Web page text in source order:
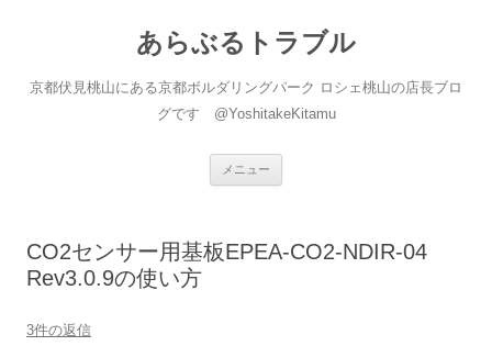
あらぶるトラブル
京都伏見桃山にある京都ボルダリングパーク ロシェ桃山の店長ブロ
グです @YoshitakeKitamu
メニュー
ス
CO2センサー用基板EPEA-CO2-NDIR-04
Rev3.0.9の使い方
3件の返信